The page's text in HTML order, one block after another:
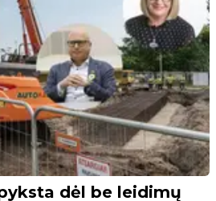
dėl be leidimų